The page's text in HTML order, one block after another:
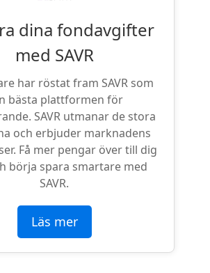
dina fondavgifter
med SAVR
har röstat fram SAVR som
bästa plattformen för
SAVR utmanar de stora
och erbjuder marknadens
Få mer pengar över till dig
börja spara smartare med
SAVR.
Läs mer